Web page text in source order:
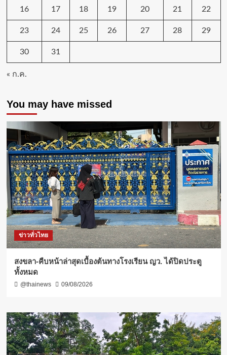
16 17 18 19 20 21 22
23 24 25 26 27 28 29
30 31
« ก.ค.
You may have missed
ข่าวทั่วไทย
สงขลา-คืบหน้าล่าสุดเบื้องต้นทางโรงเรียน ญว. ได้ปิดประตู
ทั้งหมด
@thainews 09/08/2026